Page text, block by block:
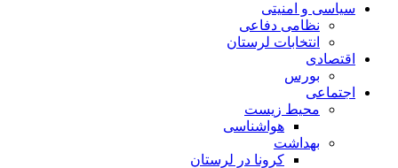
سیاسی و امنیتی
نظامی دفاعی
انتخابات لرستان
اقتصادی
بورس
اجتماعی
محیط زیست
هواشناسی
بهداشت
کرونا در لرستان